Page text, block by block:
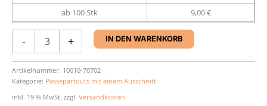
ab 100 Stk
9,00 €
-
x
70
cm
Menge
+ IN DEN WARENKORB
Artikelnummer: 10010-70702
Kategorie: Passepartouts mit einem Ausschnitt
inkl. 19 % MwSt. zzgl. Versandkosten